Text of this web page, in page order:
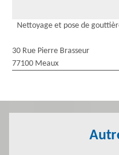
Nettoyage et pose de
30 Rue Pierre Brasseur
77100 Meaux